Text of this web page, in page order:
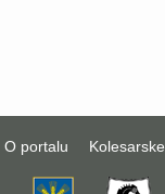
O portalu